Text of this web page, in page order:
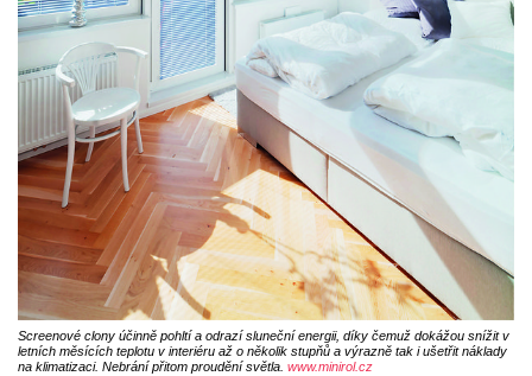
Screenové clony účinně pohltí a odrazí sluneční energii, díky čemuž dokážou snížit v
letních měsících teplotu v interiéru až o několik stupňů a výrazně tak i ušetřit náklady
na klimatizaci. Nebrání přitom proudění světla. www.minirol.cz